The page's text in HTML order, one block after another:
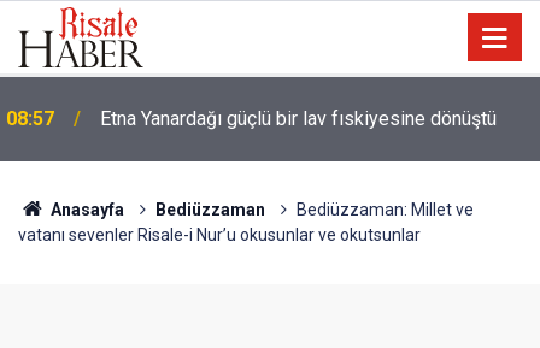
08:57 Etna Yanardağı güçlü bir lav fıskiyesine dönüştü
Anasayfa Bediüzzaman
Bediüzzaman: Millet ve
vatanı sevenler Risale-i Nur’u okusunlar ve okutsunlar